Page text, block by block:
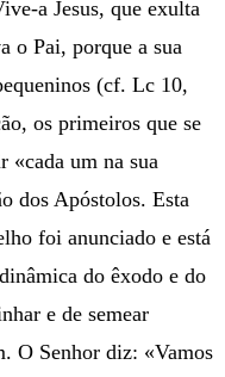
a Jesus, que exulta
o Pai, porque a sua
(cf. Lc 10,
os primeiros que se
«cada um na sua
dos Apóstolos. Esta
foi anunciado e está
do êxodo e do
e de semear
O Senhor diz: «Vamos